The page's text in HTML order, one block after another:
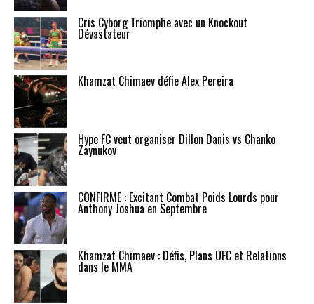
Cris Cyborg Triomphe avec un Knockout
Dévastateur
Khamzat Chimaev défie Alex Pereira
Hype FC veut organiser Dillon Danis vs Chanko
Zaynukov
CONFIRMÉ : Excitant Combat Poids Lourds pour
Anthony Joshua en Septembre
Khamzat Chimaev : Défis, Plans UFC et Relations
dans le MMA